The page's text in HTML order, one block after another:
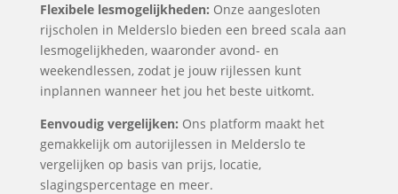
Flexibele lesmogelijkheden: Onze aangesloten
rijscholen in Melderslo bieden een breed scala aan
lesmogelijkheden, waaronder avond- en
weekendlessen, zodat je jouw rijlessen kunt
inplannen wanneer het jou het beste uitkomt.
Eenvoudig vergelijken: Ons platform maakt het
gemakkelijk om autorijlessen in Melderslo te
vergelijken op basis van prijs, locatie,
slagingspercentage en meer.